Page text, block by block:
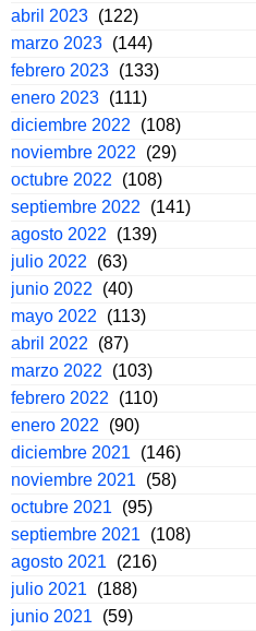
abril 2023 (122)
marzo 2023 (144)
febrero 2023 (133)
enero 2023 (111)
diciembre 2022
(108)
noviembre 2022
(29)
octubre 2022
(108)
septiembre 2022
(141)
agosto 2022
(139)
julio 2022
(63)
junio 2022
(40)
mayo 2022
(113)
abril 2022
(87)
marzo 2022
(103)
febrero 2022
(110)
enero 2022
(90)
diciembre 2021
(146)
noviembre 2021
(58)
octubre 2021
(95)
septiembre 2021
(108)
agosto 2021
(216)
julio 2021
(188)
junio 2021
(59)